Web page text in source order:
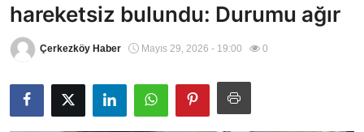
Ekonomi Haberleri
Magazin Haberleri
Spor Haberleri
hareketsiz bulundu: Durumu ağır
Çerkezköy Haber Mayıs 29, 2026 - 19:00 0